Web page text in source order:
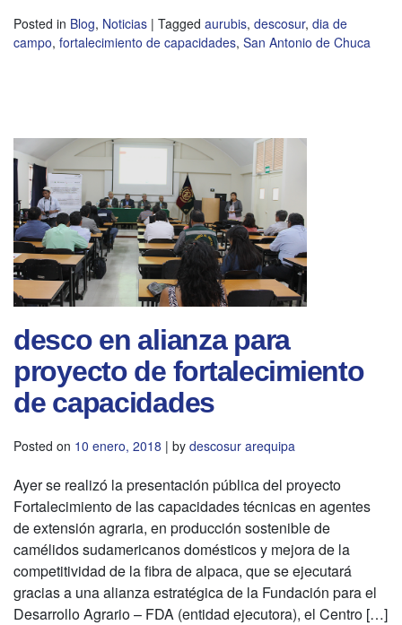
Posted in Blog, Noticias | Tagged aurubis, descosur, dia de
campo, fortalecimiento de capacidades, San Antonio de Chuca
desco en alianza para
proyecto de fortalecimiento
de capacidades
Posted on 10 enero, 2018 | by descosur arequipa
Ayer se realizó la presentación pública del proyecto
Fortalecimiento de las capacidades técnicas en agentes
de extensión agraria, en producción sostenible de
camélidos sudamericanos domésticos y mejora de la
competitividad de la fibra de alpaca, que se ejecutará
gracias a una alianza estratégica de la Fundación para el
Desarrollo Agrario – FDA (entidad ejecutora), el Centro […]